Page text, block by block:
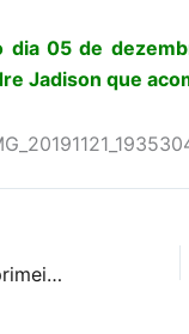
05 de
Jadison que
Jovens surdas participam pela primeira vez da Eucaristia e casal de surdos celebra o Matrimônio